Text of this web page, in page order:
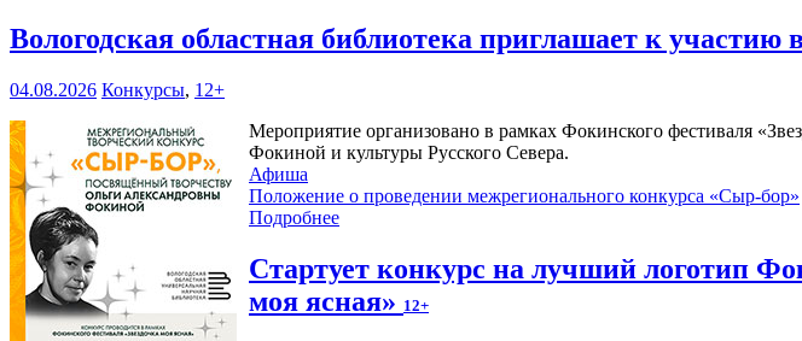
Вологодская областная библиотека приглашает к
04.08.2026 Конкурсы, 12+
Мероприятие организовано в рамках Фокинского фестиваля
Фокиной и культуры Русского Севера.
Афиша
Положение о проведении межрегионального конкурса «Сыр-бор»
Подробнее
Стартует конкурс на лучший логотип
моя ясная» 12+